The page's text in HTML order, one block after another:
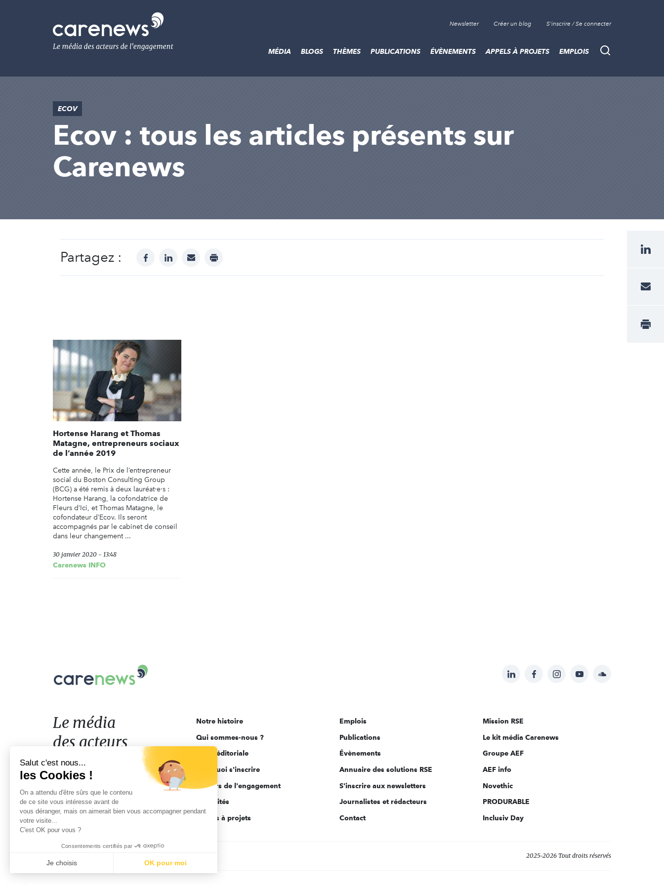
Le
média
de
Newsletter Créer un blog S'inscrire / Se connecter
Recherche
MÉDIA BLOGS THÈMES PUBLICATIONS ÉVÈNEMENTS APPELS À PROJETS EMPLOIS
ECOV
Ecov : tous les articles présents sur
Carenews
Partagez : facebooklinkedinmail print
Hortense Harang et Thomas
Matagne, entrepreneurs sociaux
de l’année 2019
Cette année, le Prix de l’entrepreneur
social du Boston Consulting Group
(BCG) a été remis à deux lauréat·e·s :
Hortense Harang, la cofondatrice de
Fleurs d’Ici, et Thomas Matagne, le
cofondateur d’Ecov. Ils seront
accompagnés par le cabinet de conseil
dans leur changement ...
30 janvier 2020 - 13:48
Carenews INFO
Suivez-
sur:
LinkedInFacebookInstagramYouTubeSoundcloud
Le
acteurs
de
l'engagement
Le média
des acteurs
de l'engagement
Notre histoire
Qui sommes-nous ?
Ligne éditoriale
Pourquoi s'inscrire
Acteurs de l'engagement
Actualités
Appels à projets
Emplois
Publications
Évènements
Annuaire des solutions RSE
S'inscrire aux newsletters
Journalistes et rédacteurs
Contact
Mission RSE
Le kit média Carenews
Groupe AEF
AEF info
Novethic
PRODURABLE
Inclusiv Day
2025-2026 Tout droits réservés
Salut c'est nous...
les Cookies !
On a attendu d'être sûrs que le contenu
de ce site vous intéresse avant de
vous déranger, mais on aimerait bien vous accompagner pendant
votre visite...
C'est OK pour vous ?
Consentements certifiés par
Je choisis OK pour moi